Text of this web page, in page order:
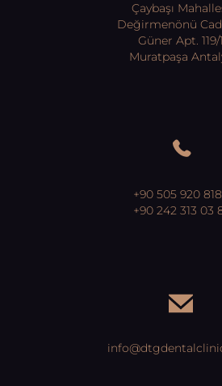
Çaybaşı
Değirmenönü
Güner Apt. 119/1
Muratpaşa
+90 505 920
+90 242 313 03